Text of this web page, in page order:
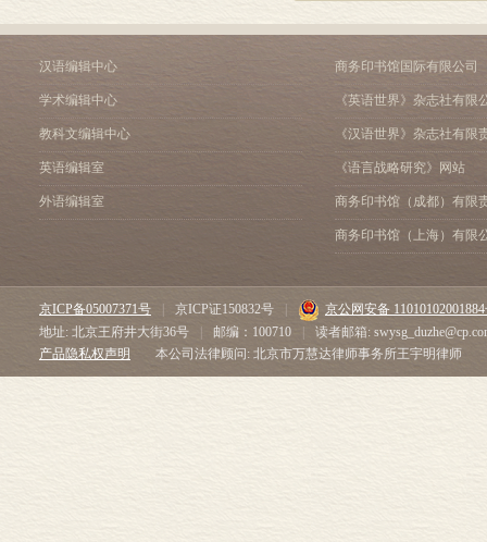
汉语编辑中心
学术编辑中心
教科文编辑中心
英语编辑室
外语编辑室
商务印书馆国际有限公司
《英语世界》杂志社有限
《汉语世界》杂志社有限
《语言战略研究》网站
商务印书馆（成都）有限
商务印书馆（上海）有限
京ICP备05007371号 京ICP证150832号
京公网安备
地址: 北京王府井大街36号
邮编：100710
读者邮箱:
产品隐私权声明
本公司法律顾问: 北京市万慧达律师事务所王宇明律师